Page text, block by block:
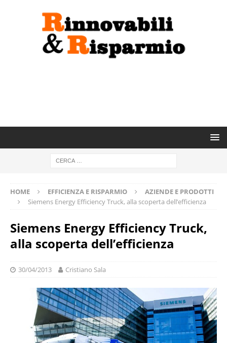
HOME EFFICIENZA E RISPARMIO
AZIENDE E PRODOTTI
Siemens Energy Efficiency Truck, alla scoperta dell’efficienza
Siemens Energy Efficiency Truck,
alla scoperta dell’efficienza
30/04/2013 Cristiano Sala